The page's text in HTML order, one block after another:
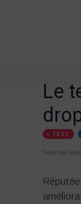
Le
TEST
Testé par